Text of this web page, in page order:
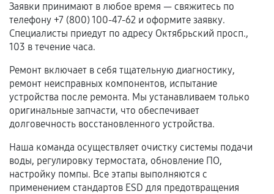
механические повреждения, попадание влаги,
перегрев, коррозия.
Самостоятельный ремонт или вмешательство
Естественный износ деталей, если иное не
предусмотрено отдельно.
Обращение после окончания гарантийного
срока.
Программные сбои, если это не указано в
отдельных условиях.
Заявки принимают в любое время — свяжитесь по
телефону +7 (800) 100-47-62 и оформите заявку.
Специалисты приедут по адресу Октябрьский просп.,
103 в течение часа.
Ремонт включает в себя тщательную диагностику,
ремонт неисправных компонентов, испытание
устройства после ремонта. Мы устанавливаем только
оригинальные запчасти, что обеспечивает
долговечность восстановленного устройства.
Наша команда осуществляет очистку системы подачи
воды, регулировку термостата, обновление ПО,
настройку помпы. Все этапы выполняются с
применением стандартов ESD для предотвращения